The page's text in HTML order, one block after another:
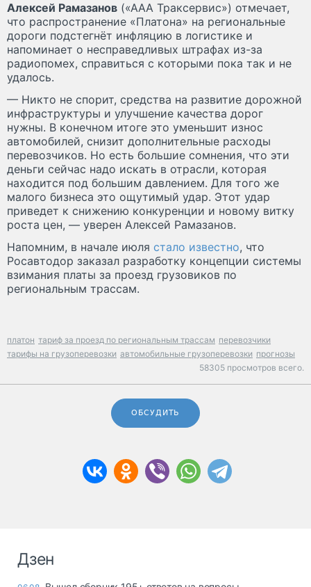
Алексей Рамазанов («ААА Траксервис») отмечает,
что распространение «Платона» на региональные
дороги подстегнёт инфляцию в логистике и
напоминает о несправедливых штрафах из-за
радиопомех, справиться с которыми пока так и не
удалось.
— Никто не спорит, средства на развитие дорожной
инфраструктуры и улучшение качества дорог
нужны. В конечном итоге это уменьшит износ
автомобилей, снизит дополнительные расходы
перевозчиков. Но есть большие сомнения, что эти
деньги сейчас надо искать в отрасли, которая
находится под большим давлением. Для того же
малого бизнеса это ощутимый удар. Этот удар
приведет к снижению конкуренции и новому витку
роста цен, — уверен Алексей Рамазанов.
Напомним, в начале июля стало известно, что
Росавтодор заказал разработку концепции системы
взимания платы за проезд грузовиков по
региональным трассам.
платон тариф за проезд по региональным трассам перевозчики
тарифы на грузоперевозки автомобильные грузоперевозки прогнозы
58305 просмотров всего.
ОБСУДИТЬ
Дзен